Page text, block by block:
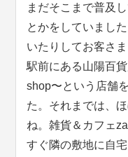
まだそこまで普及
とかをしていまし
いたりしてお客さ
駅前にある山陽百
shop〜という店舗
た。それまでは、
ね。雑貨＆カフェ
すぐ隣の敷地に自